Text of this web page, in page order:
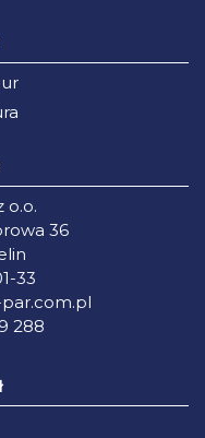
o.o.
36
33
288